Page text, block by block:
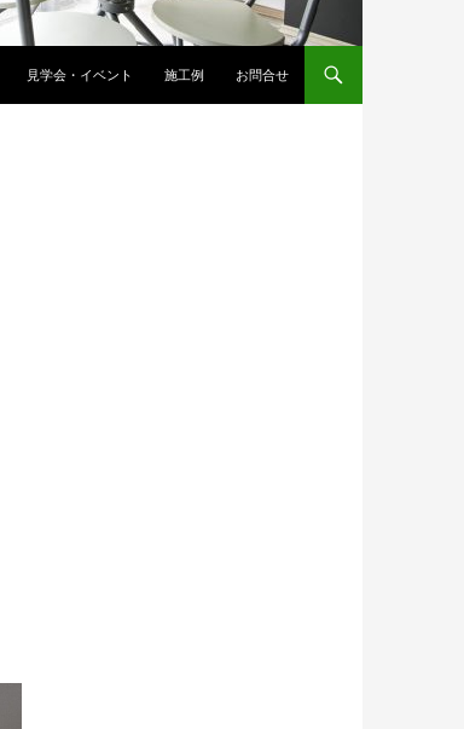
見学会・イベント 施工例 お問合せ